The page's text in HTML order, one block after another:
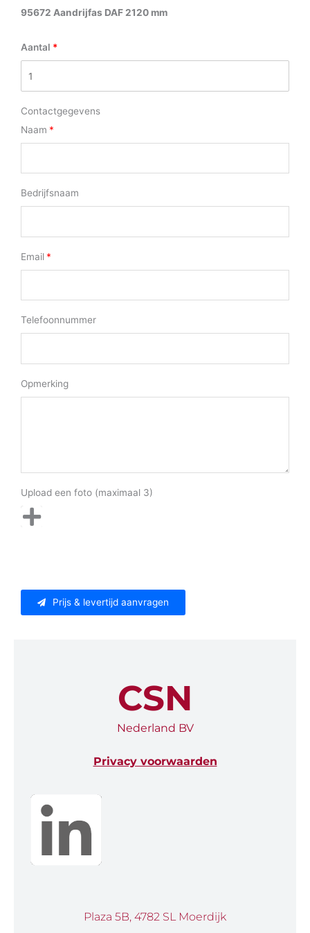
95672 Aandrijfas DAF 2120 mm
Aantal
Contactgegevens
Naam
Bedrijfsnaam
Email
Telefoonnummer
Opmerking
Upload een foto (maximaal 3)
Prijs & levertijd aanvragen
CSN
Nederland BV
Privacy voorwaarden
Plaza 5B, 4782 SL Moerdijk